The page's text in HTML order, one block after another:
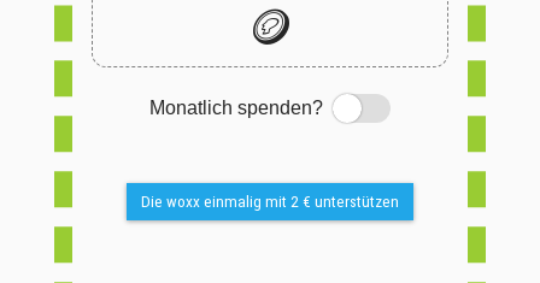
🪙
Monatlich spenden?
Switch
Die woxx einmalig mit 2 € unterstützen